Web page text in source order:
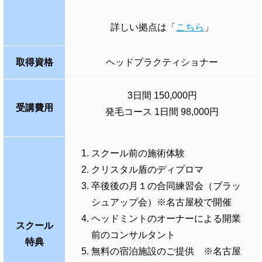
詳しい拠点は「 こちら 」
取得資格 ヘッドプラクティショナー
受講費用
3日間 150,000円
発毛コース 1日間 98,000円
スクール
特典
スクール前の施術体験
クリスタル盾のディプロマ
卒後後の月１の合同練習会（ブラッ
シュアップ会）※名古屋校で開催
ヘッドミントのオーナーによる開業
前のコンサルタント
無料の宿泊施設のご提供 ※名古屋